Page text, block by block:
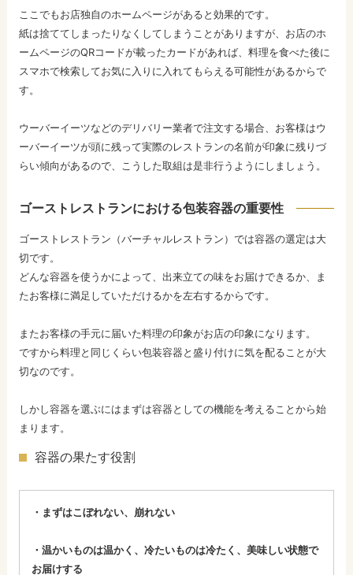
ここでもお店独自のホームページがあると効果的です。
紙は捨ててしまったりなくしてしまうことがありますが、お店のホ
ームページのQRコードが載ったカードがあれば、料理を食べた後に
スマホで検索してお気に入りに入れてもらえる可能性があるからで
す。
ウーバーイーツなどのデリバリー業者で注文する場合、お客様はウ
ーバーイーツが頭に残って実際のレストランの名前が印象に残りづ
らい傾向があるので、こうした取組は是非行うようにしましょう。
ゴーストレストランにおける包装容器の重要性
ゴーストレストラン（バーチャルレストラン）では容器の選定は大
切です。
どんな容器を使うかによって、出来立ての味をお届けできるか、ま
たお客様に満足していただけるかを左右するからです。
またお客様の手元に届いた料理の印象がお店の印象になります。
ですから料理と同じくらい包装容器と盛り付けに気を配ることが大
切なのです。
しかし容器を選ぶにはまずは容器としての機能を考えることから始
まります。
容器の果たす役割
・まずはこぼれない、崩れない
・温かいものは温かく、冷たいものは冷たく、美味しい状態で
お届けする